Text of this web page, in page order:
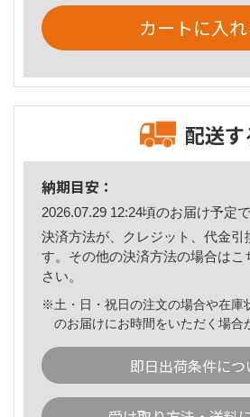
カートに入れ
配送す
納期目安：
2026.07.29 12:24頃のお届け予定で
決済方法が、クレジット、代金引
す。その他の決済方法の場合はこ
さい。
※土・日・祝日の注文の場合や在庫
のお届けにお時間をいただく場合
即日出荷条件につ